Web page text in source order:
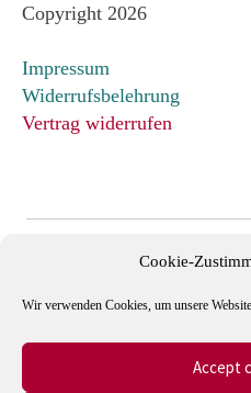
Cookie-
Wir verwenden Cookies, um unsere
Accept
Copyright 2026
Impressum
Widerrufsbelehrung
Vertrag widerrufen